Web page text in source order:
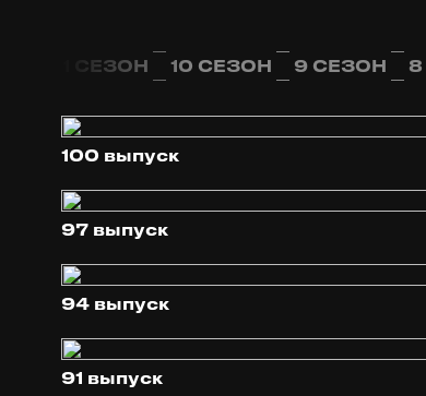
11 СЕЗОН 10 СЕЗОН 9 СЕЗОН
100 выпуск
97 выпуск
94 выпуск
91 выпуск